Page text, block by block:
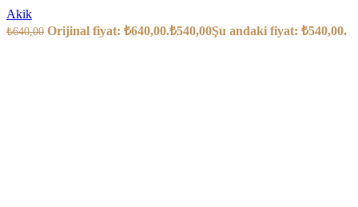
Akik
₺640,00 Orijinal fiyat: ₺640,00.₺540,00Şu andaki fiyat: ₺540,00.